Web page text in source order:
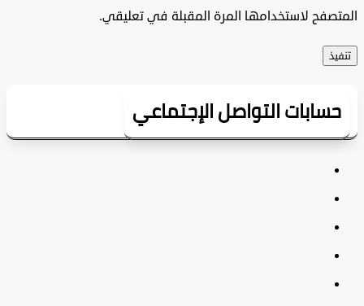
لاستخدامها المرة المقبلة في تعليقي.
التواصل الإجتماعي